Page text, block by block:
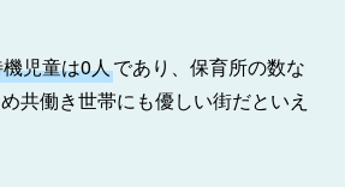
児童は0人であり、保育所の数な
共働き世帯にも優しい街だといえ